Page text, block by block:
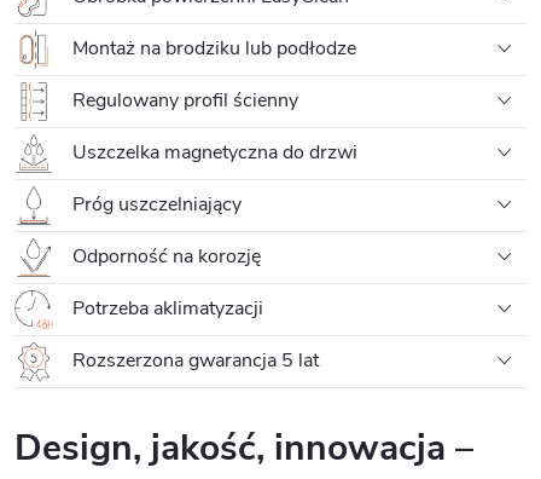
Montaż na brodziku lub podłodze
Regulowany profil ścienny
Uszczelka magnetyczna do drzwi
Próg uszczelniający
Odporność na korozję
Potrzeba aklimatyzacji
Rozszerzona gwarancja 5 lat
Design, jakość, innowacja –